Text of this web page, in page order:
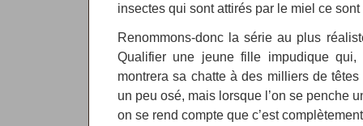
insectes qui sont attirés par le miel ce
Renommons-donc la série au plus
Qualifier une jeune fille impudique
montrera sa chatte à des milliers de
un peu osé, mais lorsque l’on se penche
on se rend compte que c’est